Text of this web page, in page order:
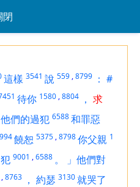
閉
這樣 3541 說 559 ,8799 ： #
待你 1580 ,8804 ， 求
他們的過犯 6588和罪惡
饒恕 5375 ,8798你父親 1
9001 ,6588 。
」他們對
,8763 ， 約瑟 3130就哭了